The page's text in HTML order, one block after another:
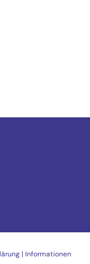
| Informationen